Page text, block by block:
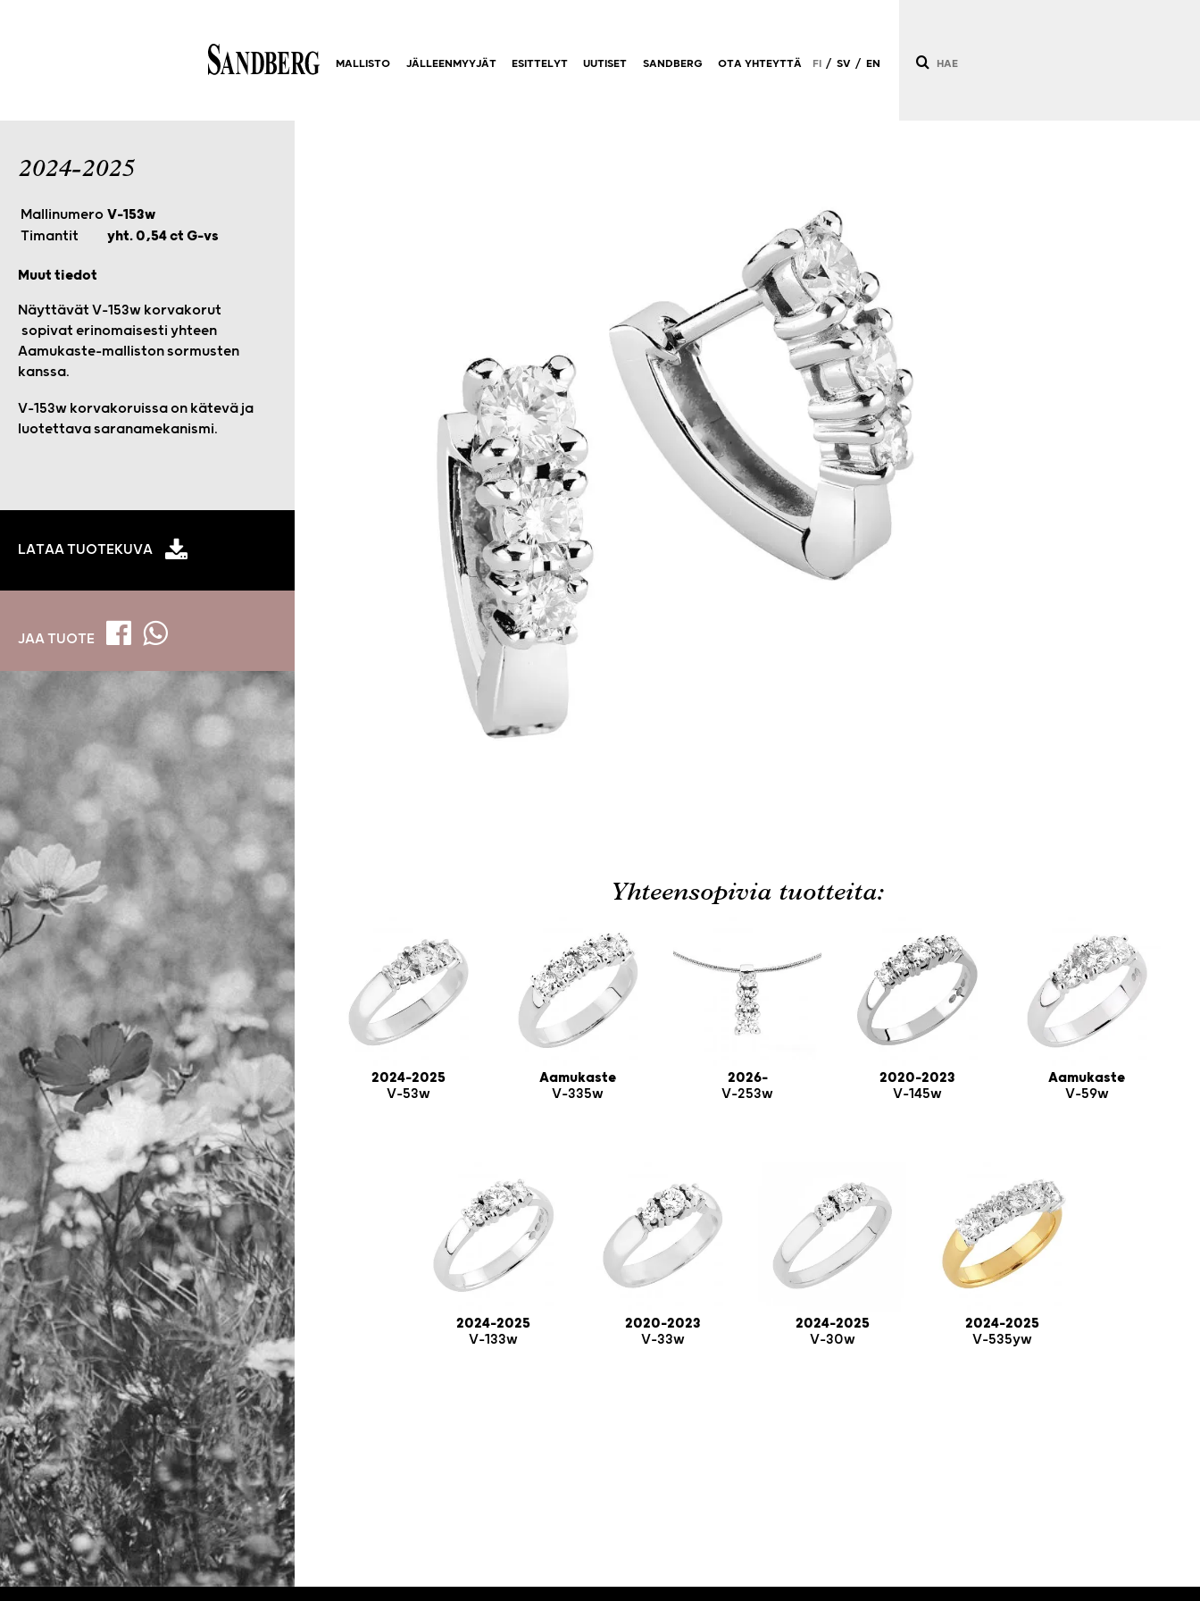
2024-2025
Mallinumero V-153w
Timantit
yht. 0,54 ct G-vs
Muut tiedot
Näyttävät V-153w korvakorut
sopivat erinomaisesti yhteen
Aamukaste-malliston sormusten
kanssa.
V-153w korvakoruissa on kätevä ja
luotettava saranamekanismi.
LATAA TUOTEKUVA
JAA TUOTE
Yhteensopivia tuotteita:
2024-2025
V-53w
Aamukaste
V-335w
2026-
V-253w
2020-2023
V-145w
Aamukaste
V-59w
2024-2025
V-133w
2020-2023
V-33w
2024-2025
V-30w
2024-2025
V-535yw
MALLISTO JÄLLEENMYYJÄT ESITTELYT UUTISET SANDBERG OTA YHTEYTTÄ FI / SV / EN